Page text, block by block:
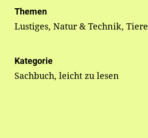
Themen
Lustiges, Natur & Technik, Tiere
Kategorie
Sachbuch, leicht zu lesen